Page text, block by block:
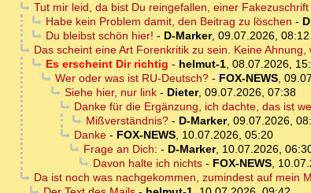
Tut mir leid, da bist Du reingefallen, einer
Habe kein Problem damit, den Beitrag zu löschen -
Du bleibst schön hier! - D-Marker, 09.07.2026, 08:12
Das scheint eine Art Forenkritik zu sein. Keine
Es erscheint Dir richtig - helmut-1, 08.07.2026,
Wer oder was ist RU-Deutsch?- FOX-NEWS,
Siehe hier, nur link- Dieter, 09.07.2026, 07:38
Danke für die Ergänzung, ich dachte, das ist
Mißverständnis?- D-Marker, 09.07.2026,
Danke- FOX-NEWS, 10.07.2026, 05:20
Frage an Dich: - D-Marker, 10.07.2026,
Davon halte ich nichts- FOX-NEWS,
Da ist noch was nachgekommen, zumindest auf mein